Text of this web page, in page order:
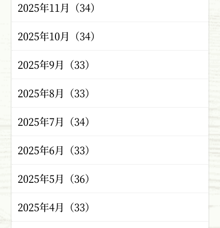
2025年11月（34）
2025年10月（34）
2025年9月（33）
2025年8月（33）
2025年7月（34）
2025年6月（33）
2025年5月（36）
2025年4月（33）